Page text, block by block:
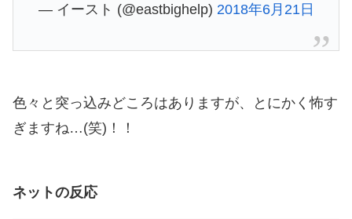
— イースト (@eastbighelp) 2018年6月21日
色々と突っ込みどころはありますが、とにかく怖す
ぎますね…(笑)！！
ネットの反応